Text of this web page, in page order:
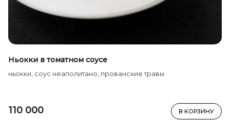
Ньокки в томатном соусе
ньокки, соус неаполитано, прованские травы
110 000 В КОРЗИНУ